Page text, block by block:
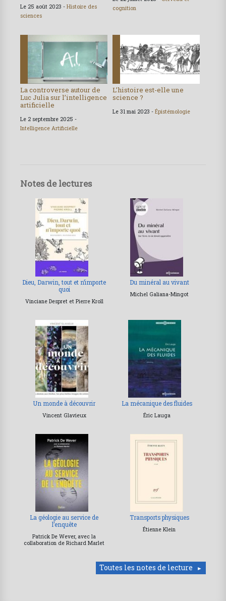
Le 25 août 2023 - Histoire des
sciences
cognition
La controverse autour de
Luc Julia sur l’intelligence
artificielle
Le 2 septembre 2025 -
Intelligence Artificielle
L’histoire est-elle une
science ?
Le 31 mai 2023 - Épistémologie
Notes de lectures
Dieu, Darwin, tout et n’importe
quoi
Vinciane Despret et Pierre Kroll
Du minéral au vivant
Michel Galiana-Mingot
Un monde à découvrir
Vincent Glavieux
La mécanique des fluides
Éric Lauga
La géologie au service de
l’enquête
Patrick De Wever, avec la
collaboration de Richard Marlet
Transports physiques
Étienne Klein
Toutes les notes de lecture